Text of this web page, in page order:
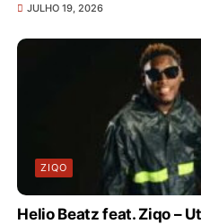
JULHO 19, 2026
ZIQO
Helio Beatz feat. Ziqo –